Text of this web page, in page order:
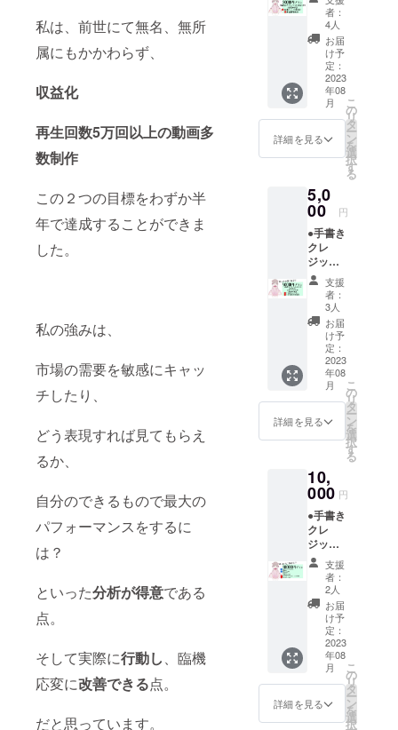
私は、前世にて無名、無所
属にもかかわらず、
収益化
再生回数5万回以上の動画多
数制作
この２つの目標をわずか半
年で達成することができま
した。
私の強みは、
市場の需要を敏感にキャッ
チしたり、
どう表現すれば見てもらえ
るか、
自分のできるもので最大の
パフォーマンスをするに
は？
といった分析が得意である
点。
そして実際に行動し、臨機
応変に改善できる点。
だと思っています。
可)を備
考欄に
ご記入
くださ
い。 希
望され
ない場
合は
匿名
とご記
でお礼
いたし
お名前
呼び 初
配信に
て支援
者様一
覧にお
名前を
手書き
で表記
いたし
ます。
を呼ば
せてい
ただき
ます。
希望さ
れるお
名前(PN
可)を備
考欄に
ご記入
くださ
い。 希
望され
ない場
合は
匿名
とご記
画 動画
は5分程
す。 支
援額
3000~5
000円の
プラン
は共通
の内容
となっ
ており
ます。
個別の
動画を
ご希望
の場
者：
4人
お届
け予
定：
2023
年08
月
詳細を見る
こ
の
リ
タ
ー
ン
を
選
択
す
る
5,0
00 円
●手書き
クレ
ジット
表記(小)
お名前
呼び 初
配信に
て支援
者様一
覧にお
名前を
手書き
で表記
いたし
ます。
を呼ば
せてい
ただき
ます。
希望さ
れるお
名前(PN
可)を備
考欄に
ご記入
くださ
い。 希
望され
ない場
合は
匿名
とご記
支援
者：
3人
お届
け予
定：
2023
年08
月
詳細を見る
こ
の
リ
タ
ー
ン
を
選
択
す
る
10,
000 円
●手書き
クレ
ジット
表記(中)
お名前
呼び 初
配信に
て支援
者様一
覧にお
名前を
手書き
で表記
いたし
ます。
支援
者：
2人
お届
け予
定：
2023
年08
月
詳細を見る
こ
の
リ
タ
ー
ン
を
選
択